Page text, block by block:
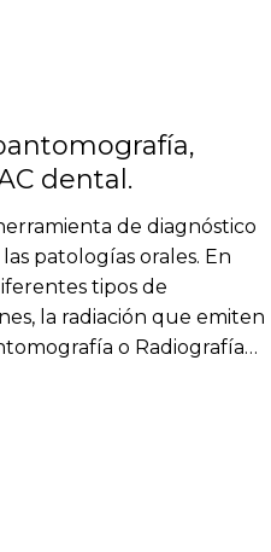
dental.
de diagnóstico
patologías orales. En
tipos de
la radiación que emiten
o Radiografía…